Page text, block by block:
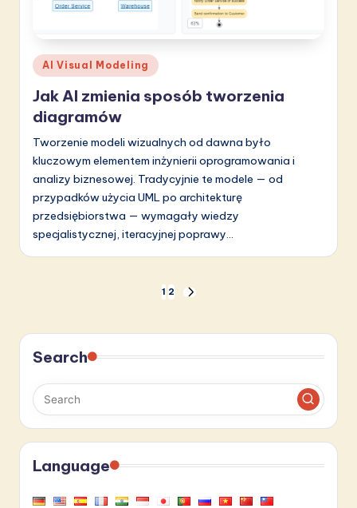
Posted
in
AI Visual Modeling
Jak AI zmienia sposób tworzenia
diagramów
Tworzenie modeli wizualnych od dawna było
kluczowym elementem inżynierii oprogramowania i
analizy biznesowej. Tradycyjnie te modele — od
przypadków użycia UML po architekturę
przedsiębiorstwa — wymagały wiedzy
specjalistycznej, iteracyjnej poprawy…
Stronicowanie
wpisów
1 2
NEXT
Search
Language